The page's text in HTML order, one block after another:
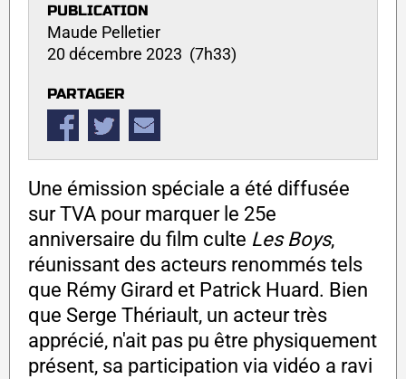
PUBLICATION
Maude Pelletier
20 décembre 2023 (7h33)
PARTAGER
Une émission spéciale a été diffusée
sur TVA pour marquer le 25e
anniversaire du film culte Les Boys,
réunissant des acteurs renommés tels
que Rémy Girard et Patrick Huard. Bien
que Serge Thériault, un acteur très
apprécié, n'ait pas pu être physiquement
présent, sa participation via vidéo a ravi